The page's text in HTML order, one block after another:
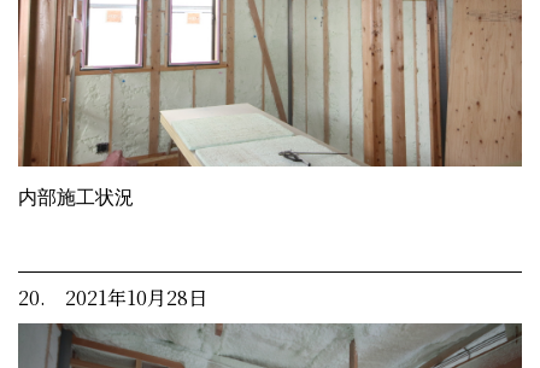
内部施工状況
20. 2021年10月28日